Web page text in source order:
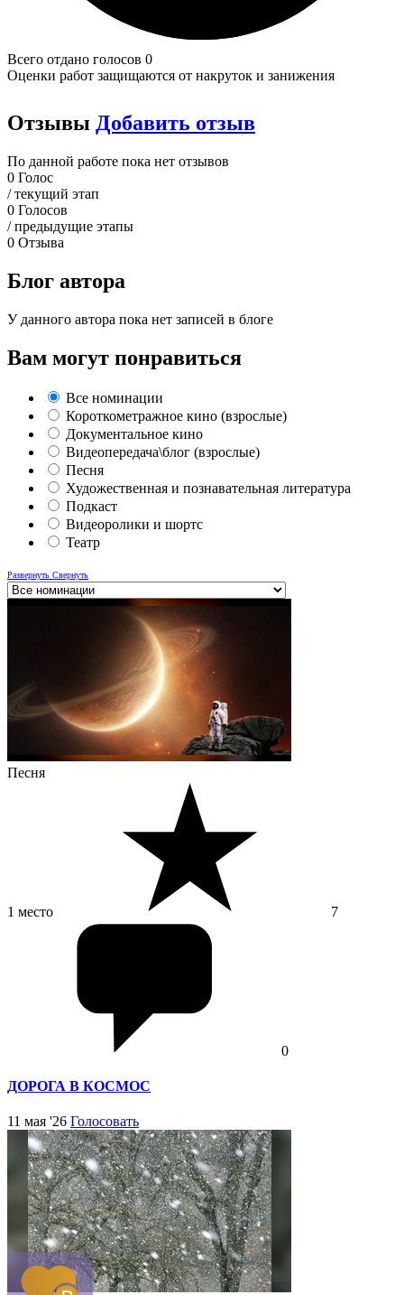
Всего отдано голосов 0
Оценки работ защищаются от накруток и занижения
Отзывы Добавить отзыв
По данной работе пока нет отзывов
0 Голос
/ текущий этап
0 Голосов
/ предыдущие этапы
0 Отзыва
Блог автора
У данного автора пока нет записей в блоге
Вам могут понравиться
Все номинации
Короткометражное кино (взрослые)
Документальное кино
Видеопередача\блог (взрослые)
Песня
Художественная и познавательная литература
Подкаст
Видеоролики и шортс
Театр
Развернуть Свернуть
Песня
1 место 7
0
ДОРОГА В КОСМОС
11 мая '26 Голосовать